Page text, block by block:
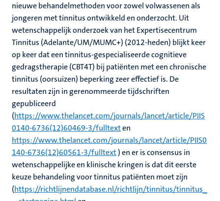
nieuwe behandelmethoden voor zowel volwassenen als
jongeren met tinnitus ontwikkeld en onderzocht. Uit
wetenschappelijk onderzoek van het Expertisecentrum
Tinnitus (Adelante/UM/MUMC+) (2012-heden) blijkt keer
op keer dat een tinnitus-gespecialiseerde cognitieve
gedragstherapie (CBT4T) bij patiënten met een chronische
tinnitus (oorsuizen) beperking zeer effectief is. De
resultaten zijn in gerenommeerde tijdschriften
gepubliceerd
(https://www.thelancet.com/journals/lancet/article/PIIS
0140-6736(12)60469-3/fulltexten
https://www.thelancet.com/journals/lancet/article/PIIS0
140-6736(12)60561-3/fulltext) en er is consensus in
wetenschappelijke en klinische kringen is dat dit eerste
keuze behandeling voor tinnitus patiënten moet zijn
(https://richtlijnendatabase.nl/richtlijn/tinnitus/tinnitus_